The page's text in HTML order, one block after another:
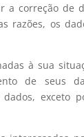
a correção de
razões, os
à sua
de seus
dados, exceto